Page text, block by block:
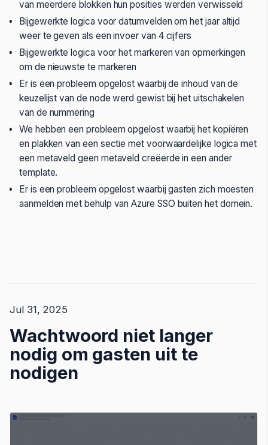
van meerdere blokken hun posities werden verwisseld
Bijgewerkte logica voor datumvelden om het jaar altijd
weer te geven als een invoer van 4 cijfers
Bijgewerkte logica voor het markeren van opmerkingen
om de nieuwste te markeren
Er is een probleem opgelost waarbij de inhoud van de
keuzelijst van de node werd gewist bij het uitschakelen
van de nummering
We hebben een probleem opgelost waarbij het kopiëren
en plakken van een sectie met voorwaardelijke logica met
een metaveld geen metaveld creëerde in een ander
template.
Er is een probleem opgelost waarbij gasten zich moesten
aanmelden met behulp van Azure SSO buiten het domein.
Jul 31, 2025
Wachtwoord niet langer
nodig om gasten uit te
nodigen